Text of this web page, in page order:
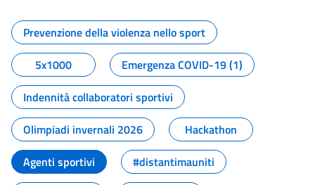
Tutti i contenuti della pagina
Prevenzione della violenza nello sport
5x1000
Emergenza COVID-19 (1)
Indennità collaboratori sportivi
Olimpiadi invernali 2026
Hackathon
Agenti sportivi
#distantimauniti